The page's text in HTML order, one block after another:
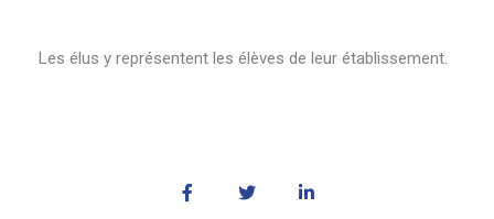
Les élus y représentent les élèves de leur établissement.